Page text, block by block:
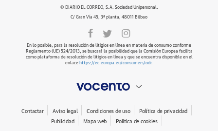
© DIARIO EL CORREO, S.A. Sociedad Unipersonal.
C/ Gran Vía 45, 3ª planta, 48011 Bilbao
En lo posible, para la resolución de litigios en línea en materia de consumo conforme
Reglamento (UE) 524/2013, se buscará la posibilidad que la Comisión Europea facilita
como plataforma de resolución de litigios en línea y que se encuentra disponible en el
enlace https://ec.europa.eu/consumers/odr.
Contactar Aviso legal Condiciones de uso
Política de privacidad
Publicidad
Mapa web Política de cookies